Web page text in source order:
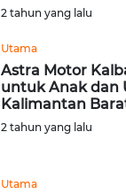
2 tahun yang lalu
Utama
Astra Motor
untuk Anak dan
Kalimantan
2 tahun yang lalu
Utama